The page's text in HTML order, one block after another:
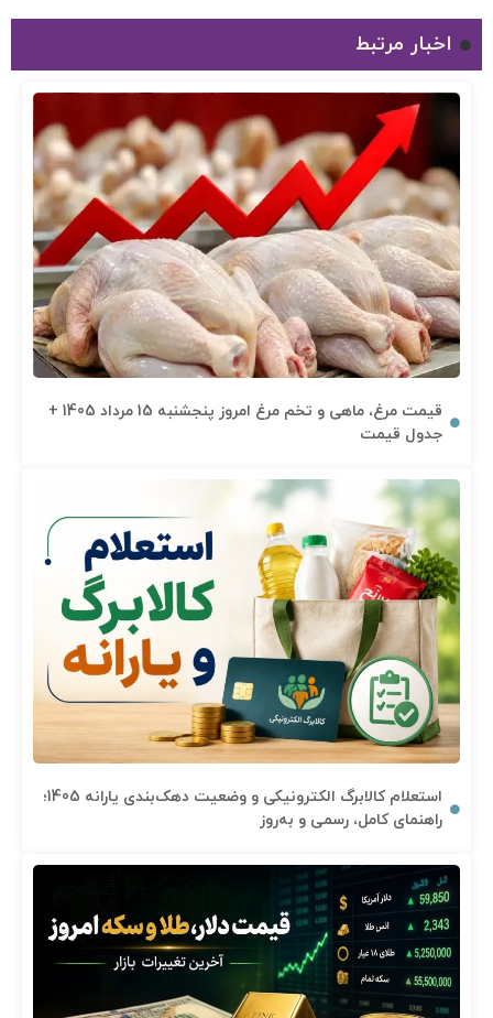
اخبار مرتبط
قیمت مرغ، ماهی و تخم مرغ امروز پنجشنبه 15 مرداد 1405 +
جدول قیمت
استعلام کالابرگ الکترونیکی و وضعیت دهک‌بندی یارانه 1405؛
راهنمای کامل، رسمی و به‌روز